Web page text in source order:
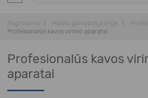
Pagrindinis Maisto gamybos įranga
Profesionalūs kavos virimo aparatai
Profesionalūs kavos
aparatai